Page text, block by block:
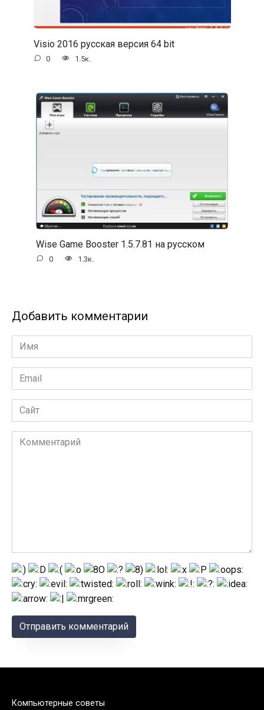
Visio 2016 русская версия 64 bit
0 1.5к.
Wise Game Booster 1.5.7.81 на русском
0 1.3к.
Добавить комментарии
Имя
Email
Сайт
Комментарий
Компьютерные советы